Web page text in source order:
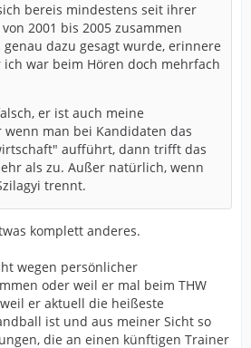
bereis mindestens seit ihrer
2001 bis 2005 zusammen
dazu gesagt wurde, erinnere
war beim Hören doch mehrfach
er ist auch meine
wenn man bei Kandidaten das
aufführt, dann trifft das
als zu. Außer natürlich, wenn
trennt.
komplett anderes.
wegen persönlicher
oder weil er mal beim THW
er aktuell die heißeste
ist und aus meiner Sicht so
die an einen künftigen Trainer